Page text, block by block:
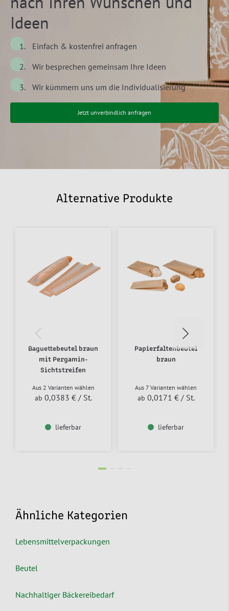
Ideen
Einfach & kostenfrei anfragen
Wir besprechen gemeinsam Ihre Ideen
Wir kümmern uns um die Individualisierung
Jetzt unverbindlich anfragen
Alternative Produkte
Baguettebeutel braun
mit Pergamin-
Sichtstreifen
Aus 2 Varianten wählen
ab 0,0383 € / St.
lieferbar
Papierfaltenbeutel
braun
Aus 7 Varianten wählen
ab 0,0171 € / St.
lieferbar
Ähnliche Kategorien
Lebensmittelverpackungen
Beutel
Nachhaltiger Bäckereibedarf